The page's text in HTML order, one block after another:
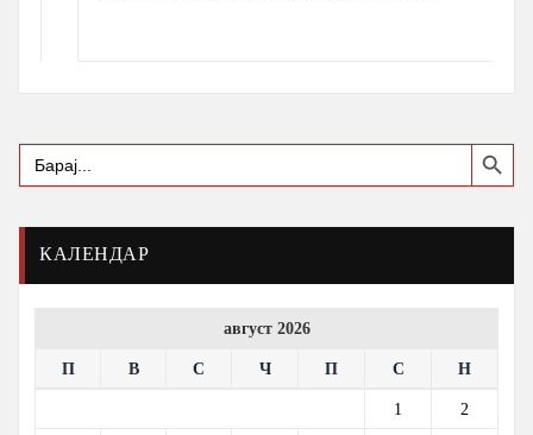
Search
for:
Search Button
КАЛЕНДАР
август 2026
П В С Ч П С Н
1 2